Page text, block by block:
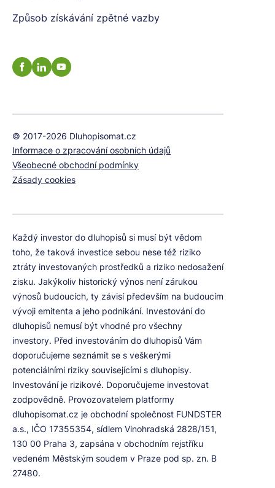
Způsob získávání zpětné vazby
© 2017-2026 Dluhopisomat.cz
Informace o zpracování osobních údajů
Všeobecné obchodní podmínky
Zásady cookies
Každý investor do dluhopisů si musí být vědom
toho, že taková investice sebou nese též riziko
ztráty investovaných prostředků a riziko nedosažení
zisku. Jakýkoliv historický výnos není zárukou
výnosů budoucích, ty závisí především na budoucím
vývoji emitenta a jeho podnikání. Investování do
dluhopisů nemusí být vhodné pro všechny
investory. Před investováním do dluhopisů Vám
doporučujeme seznámit se s veškerými
potenciálními riziky souvisejícími s dluhopisy.
Investování je rizikové. Doporučujeme investovat
zodpovědně. Provozovatelem platformy
dluhopisomat.cz je obchodní společnost FUNDSTER
a.s., IČO 17355354, sídlem Vinohradská 2828/151,
130 00 Praha 3, zapsána v obchodním rejstříku
vedeném Městským soudem v Praze pod sp. zn. B
27480.